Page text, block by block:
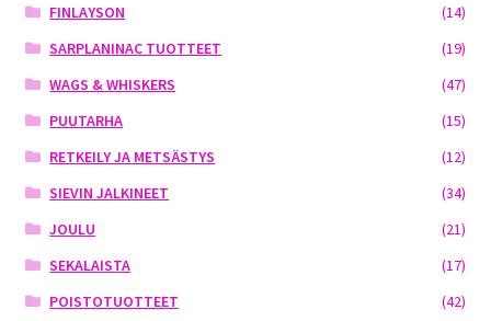
FINLAYSON
(14)
SARPLANINAC TUOTTEET
(19)
WAGS & WHISKERS
(47)
PUUTARHA
(15)
RETKEILY JA METSÄSTYS
(12)
SIEVIN JALKINEET
(34)
JOULU
(21)
SEKALAISTA
(17)
POISTOTUOTTEET
(42)